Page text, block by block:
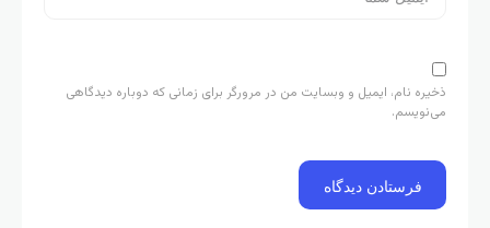
ذخیره نام، ایمیل و وبسایت من در مرورگر برای زمانی که دوباره دیدگاهی
می‌نویسم.